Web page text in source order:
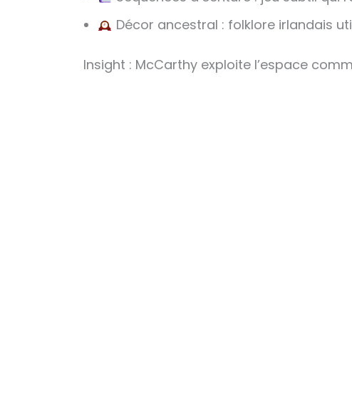
Décor ancestral : folklore irlandais
Insight : McCarthy exploite l’espace